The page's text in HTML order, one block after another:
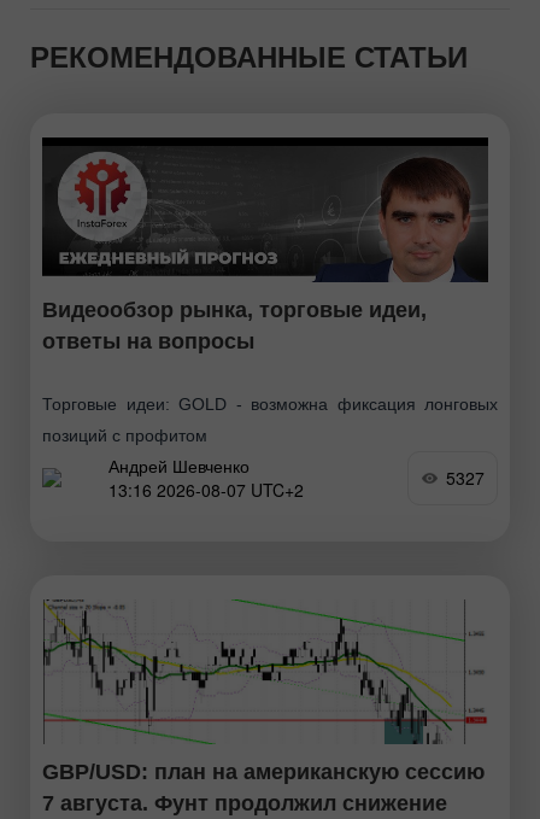
РЕКОМЕНДОВАННЫЕ СТАТЬИ
Видеообзор рынка, торговые идеи,
ответы на вопросы
Торговые идеи: GOLD - возможна фиксация лонговых
позиций с профитом
Андрей Шевченко
13:16 2026-08-07 UTC+2
5327
GBP/USD: план на американскую сессию
7 августа. Фунт продолжил снижение